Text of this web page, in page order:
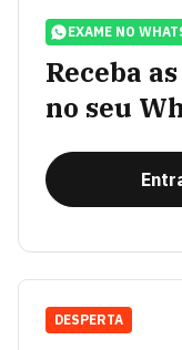
EXAME NO
Receba
no seu
DESPERTA